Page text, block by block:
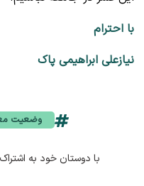
با احترام
نیازعلی ابراهیمی پاک
وضعیت
با دوستان خود به